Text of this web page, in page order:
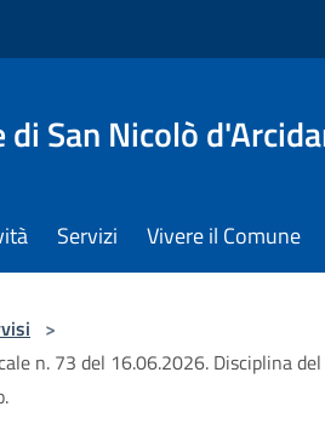
di San Nicolò
Servizi Vivere il Comune
>
n. 73 del 16.06.2026. Disciplina